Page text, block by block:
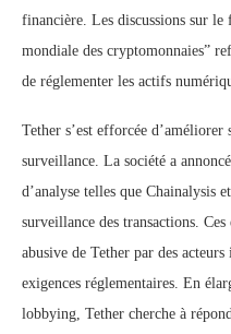
financière. Les discussions sur
mondiale des cryptomonnaies”
de réglementer les actifs
Tether s’est efforcée
surveillance. La société a
d’analyse telles que Chainalysis
surveillance des transactions.
abusive de Tether par des
exigences réglementaires. En
lobbying, Tether cherche à